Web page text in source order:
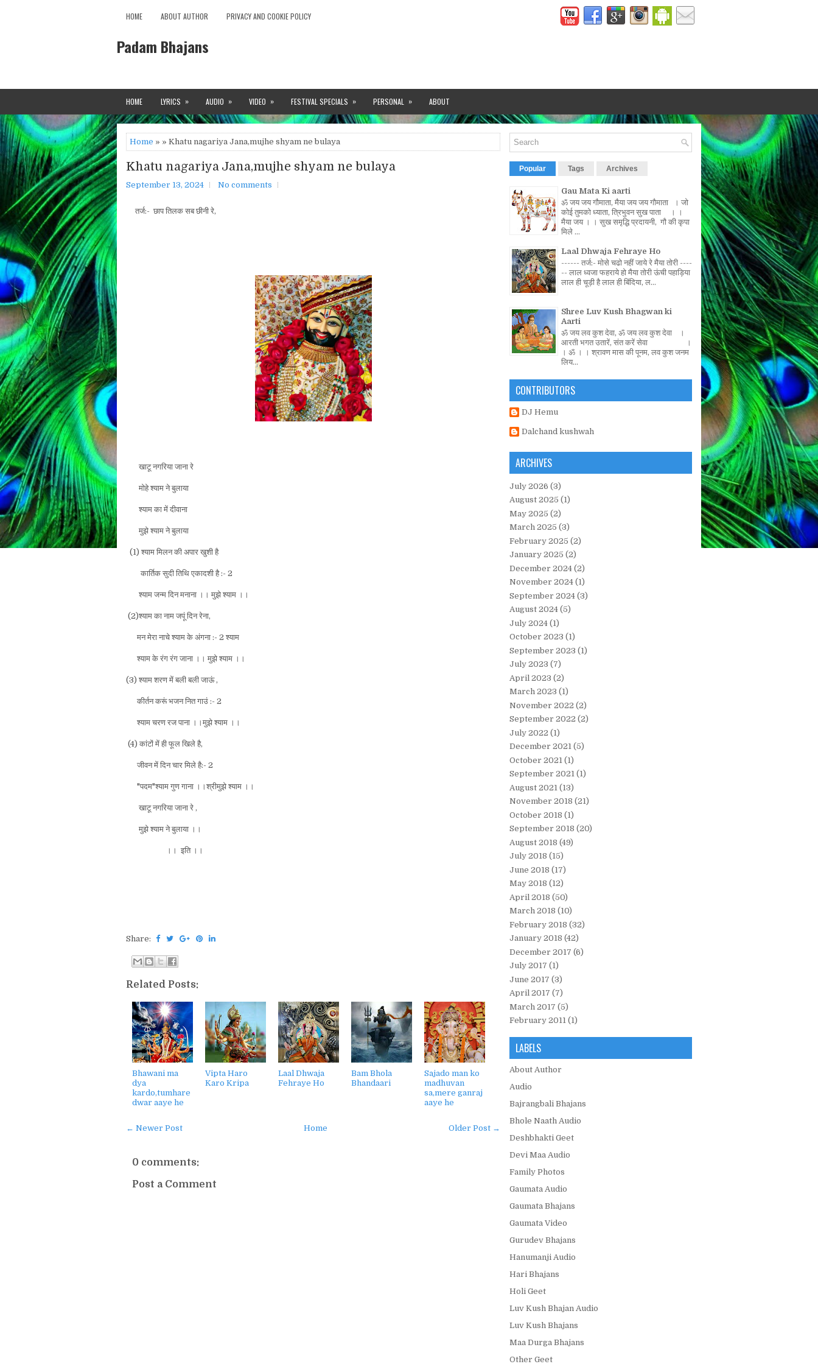
HOME ABOUT AUTHOR PRIVACY AND COOKIE POLICY
Padam Bhajans
HOME LYRICS » AUDIO » VIDEO » FESTIVAL SPECIALS » PERSONAL » ABOUT
Home » » Khatu nagariya Jana,mujhe shyam ne bulaya
Khatu nagariya Jana,mujhe shyam ne bulaya
September 13, 2024 No comments
तर्ज:- छाप तिलक सब छीनी रे,
खाटू नगरिया जाना रे
मोहे श्याम ने बुलाया
श्याम का में दीवाना
मुझे श्याम ने बुलाया
(1) श्याम मिलन की अपार खुशी है
कार्तिक सुदी तिथि एकादशी है :- 2
श्याम जन्म दिन मनाना ।। मुझे श्याम ।।
(2)श्याम का नाम जपूं दिन रेना,
मन मेरा नाचे श्याम के अंगना :- 2 श्याम
श्याम के रंग रंग जाना ।। मुझे श्याम ।।
(3) श्याम शरण में बली बली जाऊं ,
कीर्तन करूं भजन नित गाउं :- 2
श्याम चरण रज पाना ।।मुझे श्याम ।।
(4) कांटों में ही फूल खिले है,
जीवन में दिन चार मिले है:- 2
"पदम"श्याम गुण गाना ।।श्रीमुझे श्याम ।।
खाटू नगरिया जाना रे ,
मुझे श्याम ने बुलाया ।।
।। इति ।।
Share:
Related Posts:
Bhawani ma
dya
kardo,tumhare
dwar aaye he
Vipta Haro
Karo Kripa
Laal Dhwaja
Fehraye Ho
Bam Bhola
Bhandaari
Sajado man ko
madhuvan
sa,mere ganraj
aaye he
← Newer Post Older Post →
Home
0 comments:
Post a Comment
Popular Tags Archives
Gau Mata Ki aarti
ॐ जय जय गौमाता, मैया जय जय गौमाता । जो
कोई तुमको ध्याता, त्रिभुवन सुख पाता । ।
मैया जय । । सुख समृद्धि प्रदायनी, गौ की कृपा
मिले ...
Laal Dhwaja Fehraye Ho
------ तर्ज:- मोसे चढो नहीं जाये रे मैया तोरी ----
-- लाल ध्वजा फहराये हो मैया तोरी ऊंची पहाड़िया
लाल ही चूड़ी है लाल ही बिंदिया, ल...
Shree Luv Kush Bhagwan ki
Aarti
ॐ जय लव कुश देवा, ॐ जय लव कुश देवा ।
आरती भगत उतारें, संत करें सेवा ।
। ॐ । । श्रावण मास की पूनम, लव कुश जनम
लिय...
CONTRIBUTORS
DJ Hemu
Dalchand kushwah
ARCHIVES
July 2026 (3)
August 2025 (1)
May 2025 (2)
March 2025 (3)
February 2025 (2)
January 2025 (2)
December 2024 (2)
November 2024 (1)
September 2024 (3)
August 2024 (5)
July 2024 (1)
October 2023 (1)
September 2023 (1)
July 2023 (7)
April 2023 (2)
March 2023 (1)
November 2022 (2)
September 2022 (2)
July 2022 (1)
December 2021 (5)
October 2021 (1)
September 2021 (1)
August 2021 (13)
November 2018 (21)
October 2018 (1)
September 2018 (20)
August 2018 (49)
July 2018 (15)
June 2018 (17)
May 2018 (12)
April 2018 (50)
March 2018 (10)
February 2018 (32)
January 2018 (42)
December 2017 (6)
July 2017 (1)
June 2017 (3)
April 2017 (7)
March 2017 (5)
February 2011 (1)
LABELS
About Author
Audio
Bajrangbali Bhajans
Bhole Naath Audio
Deshbhakti Geet
Devi Maa Audio
Family Photos
Gaumata Audio
Gaumata Bhajans
Gaumata Video
Gurudev Bhajans
Hanumanji Audio
Hari Bhajans
Holi Geet
Luv Kush Bhajan Audio
Luv Kush Bhajans
Maa Durga Bhajans
Other Geet